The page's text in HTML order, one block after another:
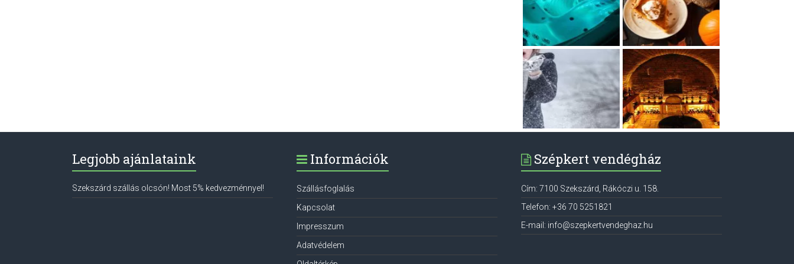
Legjobb ajánlataink
Szekszárd szállás olcsón! Most 5% kedvezménnyel!
Információk
Szállásfoglalás
Kapcsolat
Impresszum
Adatvédelem
Szépkert vendégház
Cím: 7100 Szekszárd Rákóczi u. 158.
Telefon:+36 70 5251821
E-mail: info@szepkertvendeghaz.hu